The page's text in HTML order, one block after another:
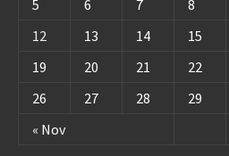
« Nov
5
6 7 8
12
13 14 15
19
20 21 22
26
27 28 29